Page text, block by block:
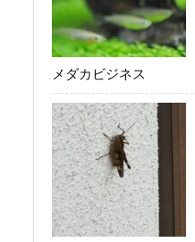
メダカビジネス